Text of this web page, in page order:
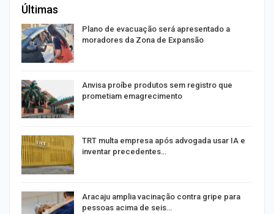
Últimas
Plano de evacuação será apresentado a
moradores da Zona de Expansão
Anvisa proíbe produtos sem registro que
prometiam emagrecimento
TRT multa empresa após advogada usar IA e
inventar precedentes…
Aracaju amplia vacinação contra gripe para
pessoas acima de seis…